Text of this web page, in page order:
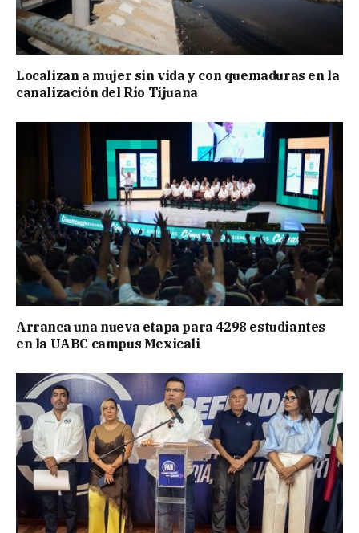
Localizan a mujer sin vida y con quemaduras en la
canalización del Río Tijuana
Arranca una nueva etapa para 4298 estudiantes
en la UABC campus Mexicali